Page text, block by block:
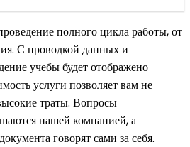
полного цикла работы, от
С проводкой данных и
учебы будет отображено
услуги позволяет вам не
траты. Вопросы
нашей компанией, а
говорят сами за себя.